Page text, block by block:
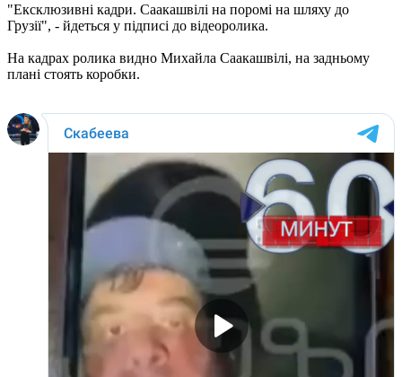
"Ексклюзивні кадри. Саакашвілі на поромі на шляху до
Грузії", - йдеться у підписі до відеоролика.
На кадрах ролика видно Михайла Саакашвілі, на задньому
плані стоять коробки.